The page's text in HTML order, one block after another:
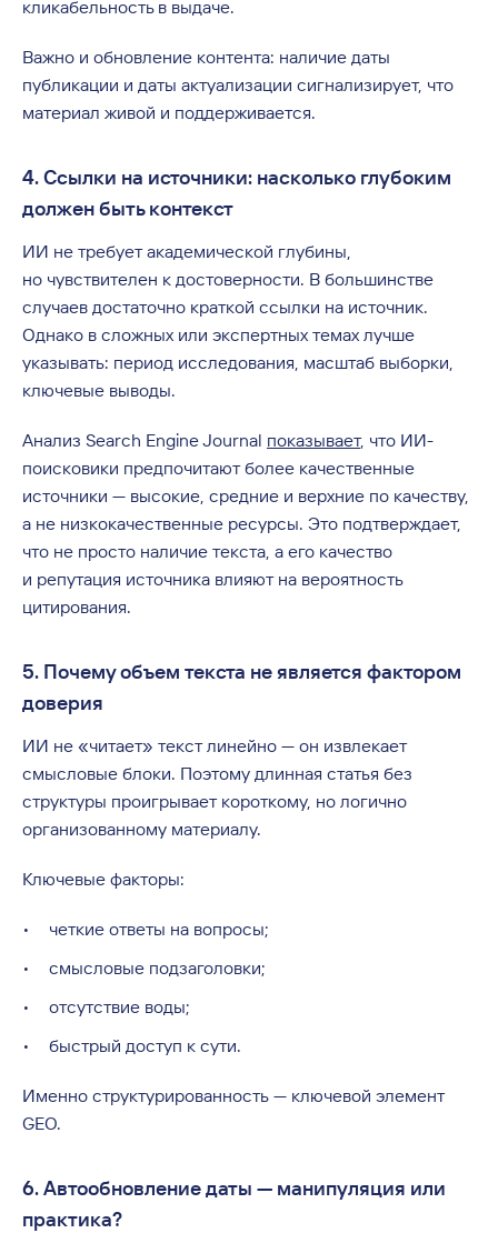
кликабельность в выдаче.
Важно и обновление контента: наличие даты
публикации и даты актуализации сигнализирует, что
материал живой и поддерживается.
4. Ссылки на источники: насколько глубоким
должен быть контекст
ИИ не требует академической глубины,
но чувствителен к достоверности. В большинстве
случаев достаточно краткой ссылки на источник.
Однако в сложных или экспертных темах лучше
указывать: период исследования, масштаб выборки,
ключевые выводы.
Анализ Search Engine Journal показывает, что ИИ-
поисковики предпочитают более качественные
источники — высокие, средние и верхние по качеству,
а не низкокачественные ресурсы. Это подтверждает,
что не просто наличие текста, а его качество
и репутация источника влияют на вероятность
цитирования.
5. Почему объем текста не является фактором
доверия
ИИ не «читает» текст линейно — он извлекает
смысловые блоки. Поэтому длинная статья без
структуры проигрывает короткому, но логично
организованному материалу.
Ключевые факторы:
четкие ответы на вопросы;
смысловые подзаголовки;
отсутствие воды;
быстрый доступ к сути.
Именно структурированность — ключевой элемент
GEO.
6. Автообновление даты — манипуляция или
практика?